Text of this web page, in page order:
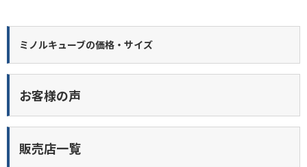
ミノルキューブの価格・サイズ
お客様の声
販売店一覧